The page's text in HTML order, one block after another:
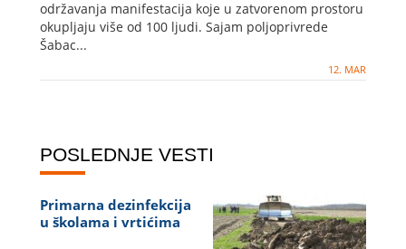
održavanja manifestacija koje u zatvorenom prostoru
okupljaju više od 100 ljudi. Sajam poljoprivrede
Šabac...
12. MAR
POSLEDNJE VESTI
Primarna dezinfekcija
u školama i vrtićima